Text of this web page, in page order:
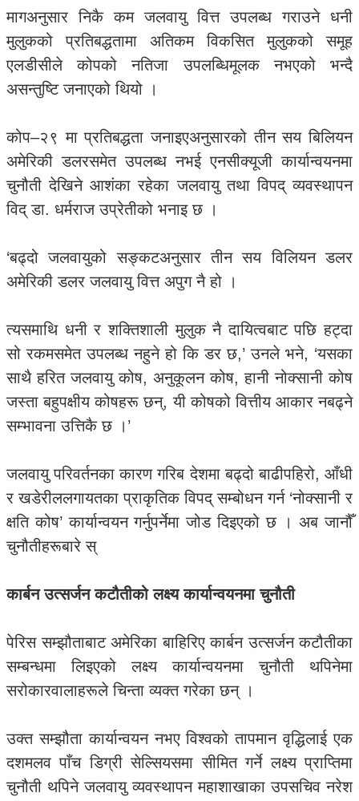
मागअनुसार निकै कम जलवायु वित्त उपलब्ध गराउने धनी
मुलुकको प्रतिबद्धतामा अतिकम विकसित मुलुकको समूह
एलडीसीले कोपको नतिजा उपलब्धिमूलक नभएको भन्दै
असन्तुष्टि जनाएको थियो ।
कोप–२९ मा प्रतिबद्धता जनाइएअनुसारको तीन सय बिलियन
अमेरिकी डलरसमेत उपलब्ध नभई एनसीक्यूजी कार्यान्वयनमा
चुनौती देखिने आशंका रहेका जलवायु तथा विपद् व्यवस्थापन
विद् डा. धर्मराज उप्रेतीको भनाइ छ ।
‘बढ्दो जलवायुको सङ्कटअनुसार तीन सय विलियन डलर
अमेरिकी डलर जलवायु वित्त अपुग नै हो ।
त्यसमाथि धनी र शक्तिशाली मुलुक नै दायित्वबाट पछि हट्दा
सो रकमसमेत उपलब्ध नहुने हो कि डर छ,’ उनले भने, ‘यसका
साथै हरित जलवायु कोष, अनुकूलन कोष, हानी नोक्सानी कोष
जस्ता बहुपक्षीय कोषहरू छन्, यी कोषको वित्तीय आकार नबढ्ने
सम्भावना उत्तिकै छ ।’
जलवायु परिवर्तनका कारण गरिब देशमा बढ्दो बाढीपहिरो, आँधी
र खडेरीललगायतका प्राकृतिक विपद् सम्बोधन गर्न ‘नोक्सानी र
क्षति कोष’ कार्यान्वयन गर्नुपर्नेमा जोड दिइएको छ । अब जानौँ
चुनौतीहरूबारे स्
कार्बन उत्सर्जन कटौतीको लक्ष्य कार्यान्वयनमा चुनौती
पेरिस सम्झौताबाट अमेरिका बाहिरिए कार्बन उत्सर्जन कटौतीका
सम्बन्धमा लिइएको लक्ष्य कार्यान्वयनमा चुनौती थपिनेमा
सरोकारवालाहरूले चिन्ता व्यक्त गरेका छन् ।
उक्त सम्झौता कार्यान्वयन नभए विश्वको तापमान वृद्धिलाई एक
दशमलव पाँच डिग्री सेल्सियसमा सीमित गर्ने लक्ष्य प्राप्तिमा
चुनौती थपिने जलवायु व्यवस्थापन महाशाखाका उपसचिव नरेश